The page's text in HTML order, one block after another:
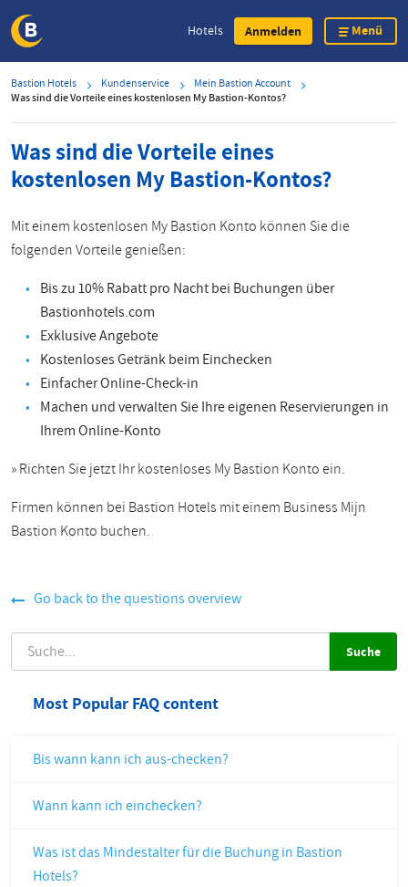
zum
Inhalt
Hotels Anmelden Menü
Bastion Hotels Kundenservice
Mein Bastion Account
Was sind die Vorteile eines kostenlosen My Bastion-Kontos?
Was sind die Vorteile eines
kostenlosen My Bastion-Kontos?
Mit einem kostenlosen My Bastion Konto können Sie die
folgenden Vorteile genießen:
Bis zu 10% Rabatt pro Nacht bei Buchungen über
Bastionhotels.com
Exklusive Angebote
Kostenloses Getränk beim Einchecken
Einfacher Online-Check-in
Machen und verwalten Sie Ihre eigenen Reservierungen in
Ihrem Online-Konto
»Richten Sie jetzt Ihr kostenloses My Bastion Konto ein.
Firmen können bei Bastion Hotels mit einem Business Mijn
Bastion Konto buchen.
Go back to the questions overview
Most Popular FAQ content
Bis wann kann ich aus-checken?
Wann kann ich einchecken?
Was ist das Mindestalter für die Buchung in Bastion
Hotels?